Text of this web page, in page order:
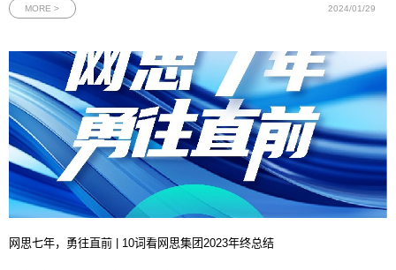
文章的深度与广度、在墨天轮社区的高度贡献和专家评委的一致好评，尹海文
MORE > 2024/01/29
网思七年，勇往直前 | 10词看网思集团2023年终总结